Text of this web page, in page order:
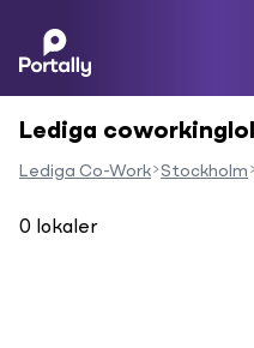
Lediga
Lediga Co-Work Stockholm
0 lokaler